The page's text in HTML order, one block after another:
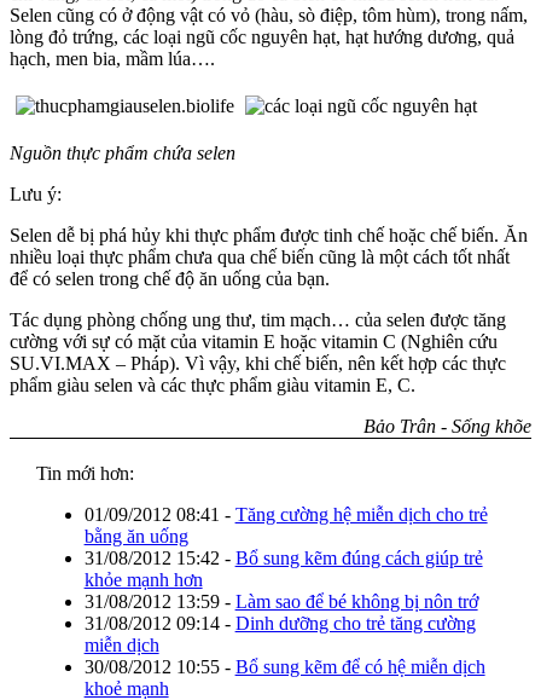
Selen cũng có ở động vật có vỏ (hàu, sò điệp, tôm hùm), trong nấm,
lòng đỏ trứng, các loại ngũ cốc nguyên hạt, hạt hướng dương, quả
hạch, men bia, mầm lúa….
Nguồn thực phẩm chứa selen
Lưu ý:
Selen dễ bị phá hủy khi thực phẩm được tinh chế hoặc chế biến. Ăn
nhiều loại thực phẩm chưa qua chế biến cũng là một cách tốt nhất
để có selen trong chế độ ăn uống của bạn.
Tác dụng phòng chống ung thư, tim mạch… của selen được tăng
cường với sự có mặt của vitamin E hoặc vitamin C (Nghiên cứu
SU.VI.MAX – Pháp). Vì vậy, khi chế biến, nên kết hợp các thực
phẩm giàu selen và các thực phẩm giàu vitamin E, C.
Bảo Trân - Sống khõe
Tin mới hơn:
01/09/2012 08:41 - Tăng cường hệ miễn dịch cho trẻ
bằng ăn uống
31/08/2012 15:42 - Bổ sung kẽm đúng cách giúp trẻ
khỏe mạnh hơn
31/08/2012 13:59- Làm sao để bé không bị nôn trớ
31/08/2012 09:14- Dinh dưỡng cho trẻ tăng cường
miễn dịch
30/08/2012 10:55- Bổ sung kẽm để có hệ miễn dịch
khoẻ mạnh